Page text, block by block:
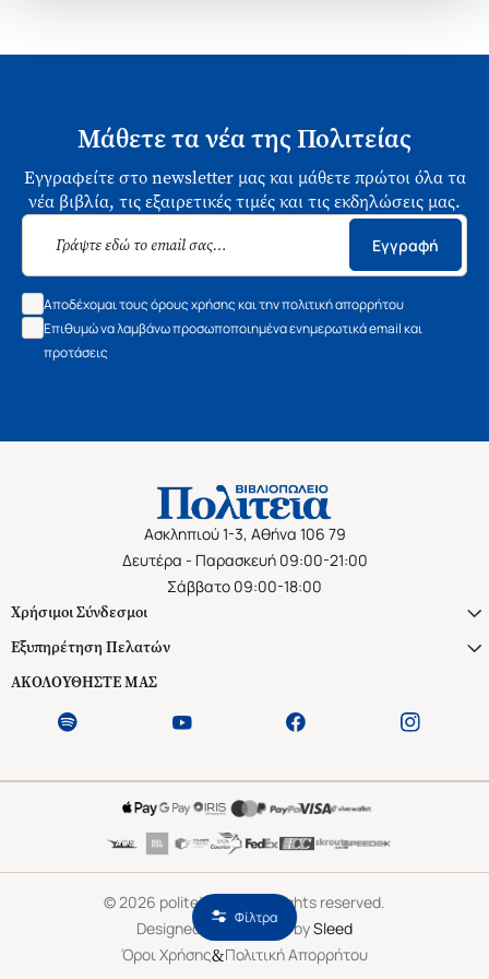
Φίλτρα
Μάθετε τα νέα της Πολιτείας
Εγγραφείτε στο newsletter μας και μάθετε πρώτοι όλα τα
νέα βιβλία, τις εξαιρετικές τιμές και τις εκδηλώσεις μας.
Εγγραφή
Αποδέχομαι τους όρους χρήσης και την πολιτική απορρήτου
Επιθυμώ να λαμβάνω προσωποποιημένα ενημερωτικά email και
προτάσεις
Ασκληπιού 1-3, Αθήνα 106 79
Δευτέρα - Παρασκευή 09:00-21:00
Σάββατο 09:00-18:00
Χρήσιμοι Σύνδεσμοι
Εξυπηρέτηση Πελατών
ΑΚΟΛΟΥΘΗΣΤΕ ΜΑΣ
©2026 politeianet.gr All rights reserved.
Designed & Developed bySleed
Όροι Χρήσης&Πολιτική Απορρήτου